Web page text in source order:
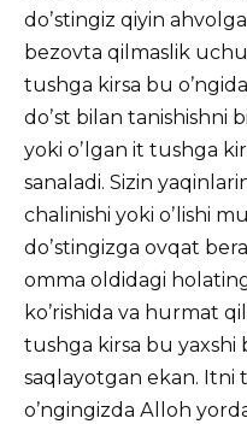
doʼstingiz qiyin
bezovta qilmaslik
tushga kirsa bu
doʼst bilan tanishishni
yoki oʼlgan it tushga
sanaladi. Sizin
chalinishi yoki oʼlishi
doʼstingizga ovqat
omma oldidagi
koʼrishida va hurmat
tushga kirsa bu yaxshi
saqlayotgan ekan. Itni
oʼngingizda Аlloh